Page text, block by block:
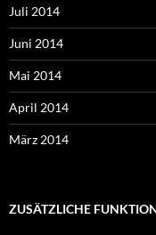
Juli 2014
Juni 2014
Mai 2014
April 2014
März 2014
ZUSÄTZLICHE